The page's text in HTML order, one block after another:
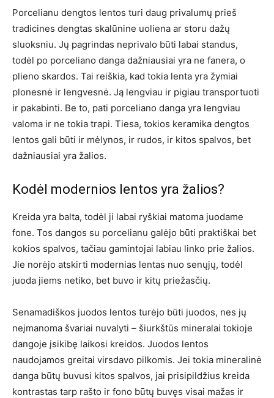
Porcelianu dengtos lentos turi daug privalumų prieš
tradicines dengtas skalūnine uoliena ar storu dažų
sluoksniu. Jų pagrindas neprivalo būti labai standus,
todėl po porceliano danga dažniausiai yra ne fanera, o
plieno skardos. Tai reiškia, kad tokia lenta yra žymiai
plonesnė ir lengvesnė. Ją lengviau ir pigiau transportuoti
ir pakabinti. Be to, pati porceliano danga yra lengviau
valoma ir ne tokia trapi. Tiesa, tokios keramika dengtos
lentos gali būti ir mėlynos, ir rudos, ir kitos spalvos, bet
dažniausiai yra žalios.
Kodėl modernios lentos yra žalios?
Kreida yra balta, todėl ji labai ryškiai matoma juodame
fone. Tos dangos su porcelianu galėjo būti praktiškai bet
kokios spalvos, tačiau gamintojai labiau linko prie žalios.
Jie norėjo atskirti modernias lentas nuo senųjų, todėl
juoda jiems netiko, bet buvo ir kitų priežasčių.
Senamadiškos juodos lentos turėjo būti juodos, nes jų
neįmanoma švariai nuvalyti – šiurkštūs mineralai tokioje
dangoje įsikibę laikosi kreidos. Juodos lentos
naudojamos greitai virsdavo pilkomis. Jei tokia mineralinė
danga būtų buvusi kitos spalvos, jai prisipildžius kreida
kontrastas tarp rašto ir fono būtų buvęs visai mažas ir